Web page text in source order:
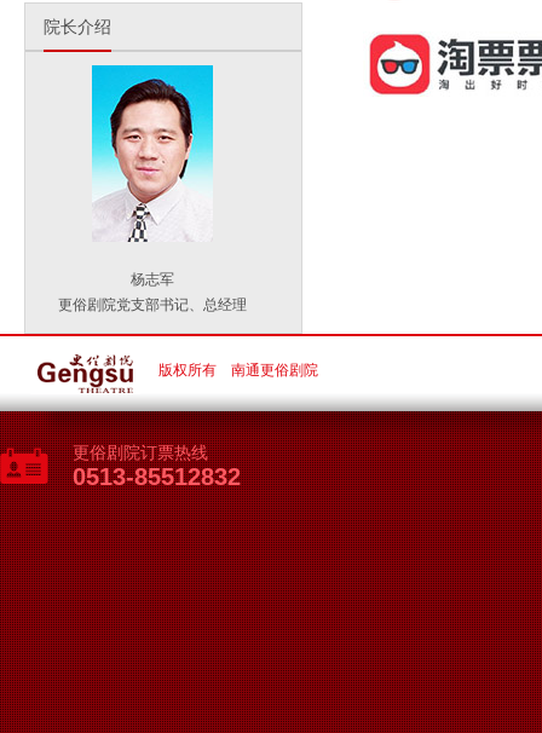
院长介绍
杨志军
更俗剧院党支部书记、总经理
版权所有 南通更俗剧院
更俗剧院订票热线
0513-85512832